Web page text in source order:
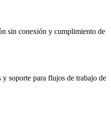
sin conexión y cumplimiento de
soporte para flujos de trabajo de